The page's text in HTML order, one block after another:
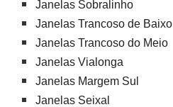
Janelas Sobralinho
Janelas Trancoso de Baixo
Janelas Trancoso do Meio
Janelas Vialonga
Janelas Margem Sul
Janelas Seixal